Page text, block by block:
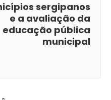
sergipanos
e a avaliação da
educação pública
municipal